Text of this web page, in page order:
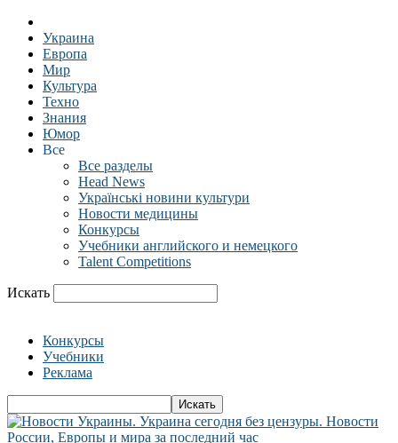
Украина
Европа
Мир
Культура
Техно
Знания
Юмор
Все
Все разделы
Head News
Українські новини культури
Новости медицины
Конкурсы
Учебники английского и немецкого
Talent Competitions
Искать
Конкурсы
Учебники
Реклама